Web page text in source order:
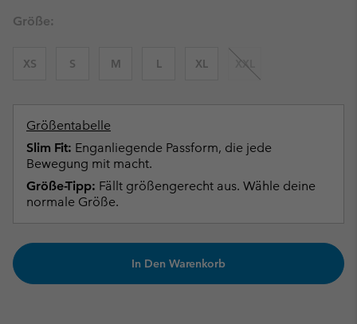
Größe:
XS S M L XL XXL
Größentabelle
Slim Fit: Enganliegende Passform, die jede
Bewegung mit macht.
Größe-Tipp: Fällt größengerecht aus. Wähle deine
normale Größe.
In Den Warenkorb